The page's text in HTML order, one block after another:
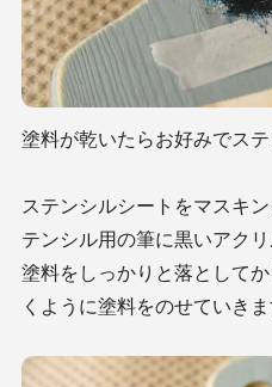
塗料が乾いたらお好みでステ
ステンシルシートをマスキ
テンシル用の筆に黒いアク
塗料をしっかりと落として
くように塗料をのせていきま